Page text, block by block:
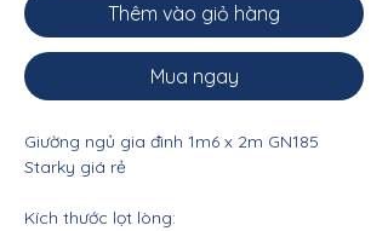
Thêm vào giỏ hàng
Mua ngay
Giường ngủ gia đình 1m6 x 2m GN185
Starky giá rẻ
Kích thước lọt lòng: